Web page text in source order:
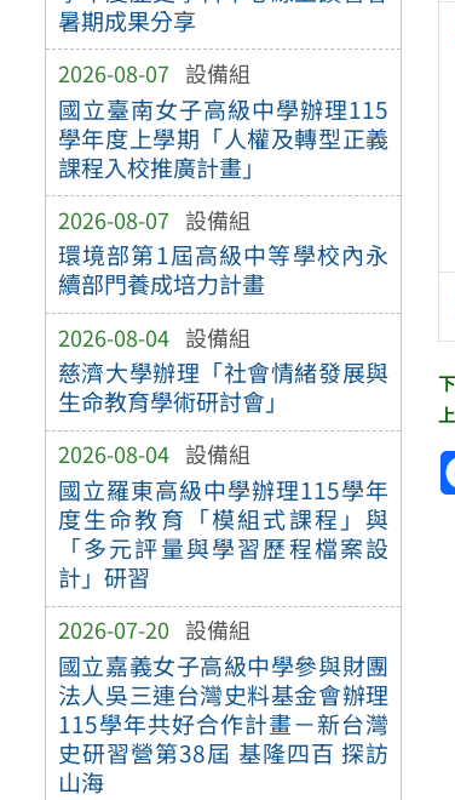
暑期成果分享
2026-08-07 設備組
國立臺南女子高級中學辦理115
學年度上學期「人權及轉型正義
課程入校推廣計畫」
2026-08-07 設備組
環境部第1屆高級中等學校內永
續部門養成培力計畫
2026-08-04 設備組
慈濟大學辦理「社會情緒發展與
生命教育學術研討會」
2026-08-04 設備組
國立羅東高級中學辦理115學年
度生命教育「模組式課程」與
「多元評量與學習歷程檔案設
計」研習
2026-07-20 設備組
國立嘉義女子高級中學參與財團
法人吳三連台灣史料基金會辦理
115學年共好合作計畫－新台灣
史研習營第38屆 基隆四百 探訪
山海